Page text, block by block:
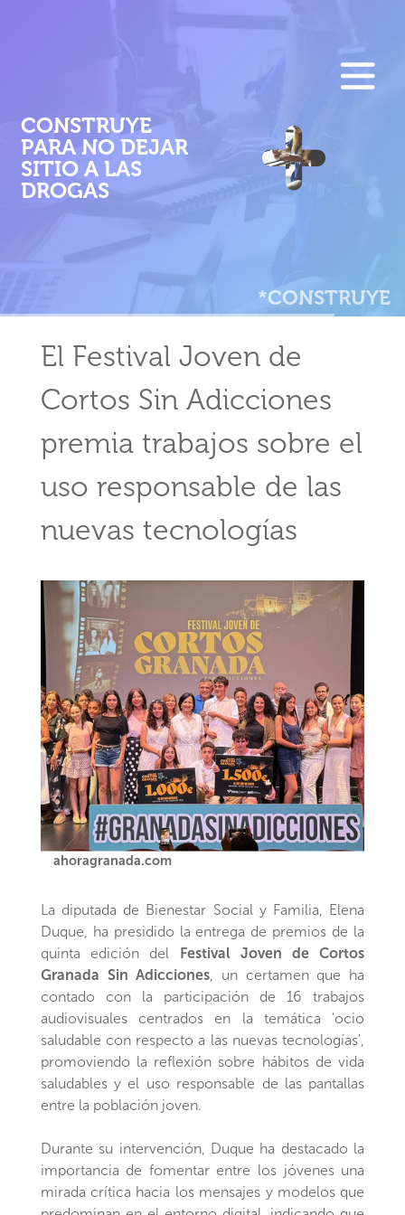
M
P
CONSTRUYE
PARA NO DEJAR
SITIO A LAS
DROGAS
*CONSTRUYE
El Festival Joven de
Cortos Sin Adicciones
premia trabajos sobre el
uso responsable de las
nuevas tecnologías
ahoragranada.com
La diputada de Bienestar Social y Familia, Elena
Duque, ha presidido la entrega de premios de la
quinta edición del Festival Joven de Cortos
Granada Sin Adicciones, un certamen que ha
contado con la participación de 16 trabajos
audiovisuales centrados en la temática 'ocio
saludable con respecto a las nuevas tecnologías',
promoviendo la reflexión sobre hábitos de vida
saludables y el uso responsable de las pantallas
entre la población joven.
Durante su intervención, Duque ha destacado la
importancia de fomentar entre los jóvenes una
mirada crítica hacia los mensajes y modelos que